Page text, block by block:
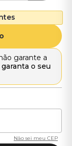
garante a
o seu
Não sei meu CEP